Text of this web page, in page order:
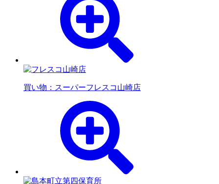
買い物：スーパーフレスコ山崎店